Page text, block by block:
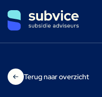
Terug naar overzicht